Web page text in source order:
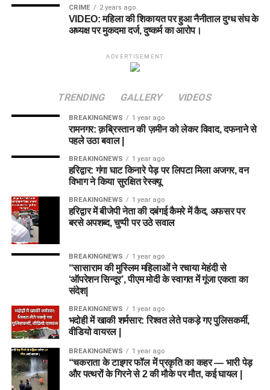
CRIME 2 years ago
VIDEO: महिला की शिकायत पर हुआ नैनीताल दुग्ध संघ के
अध्यक्ष पर मुकदमा दर्ज, दुष्कर्म का आरोप।
ADVERTISEMENT
TRENDING GALLERY VIDEOS
BREAKINGNEWS 1 year ago
रामनगर: क़ब्रिस्तान की ज़मीन को लेकर विवाद, दफनाने से
पहले उठा बवाल |
BREAKINGNEWS 1 year ago
हरिद्वार: गंगा घाट किनारे पेड़ पर लिपटा मिला अजगर, वन
विभाग ने किया सुरक्षित रेस्क्यू
BREAKINGNEWS 1 year ago
हरिद्वार में बीजेपी नेता की दबंगई कैमरे में कैद, अफसर पर
बरसे अपशब्द, चुप्पी पर उठे सवाल
BREAKINGNEWS 1 year ago
“सासाराम की मुस्लिम महिलाओं ने रचाया मेहंदी से
‘ऑपरेशन सिन्दूर’, पीएम मोदी के स्वागत में गूंजा एकता का
संदेश|
BREAKINGNEWS 1 year ago
भदोही में खाकी शर्मसार: रिश्वत लेते पकड़े गए पुलिसकर्मी,
वीडियो वायरल |
BREAKINGNEWS 1 year ago
“चकराता के टाइगर फॉल में प्रकृति का कहर — भारी पेड़
और पत्थरों के गिरने से 2 की मौके पर मौत, कई घायल |